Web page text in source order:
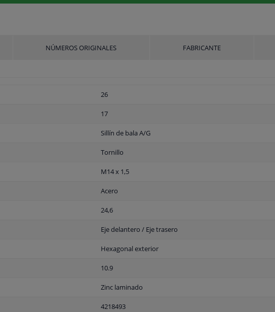
NÚMEROS ORIGINALES FABRICANTE
26
17
Sillín de bala A/G
Tornillo
M14 x 1,5
Acero
24,6
Eje delantero / Eje trasero
Hexagonal exterior
10.9
Zinc laminado
4218493